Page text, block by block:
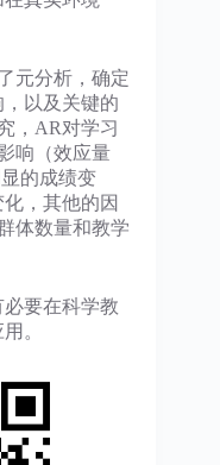
元分析，确定
以及关键的
，AR对学习
响（效应量
的成绩变
，其他的因
体数量和教学
要在科学教
。